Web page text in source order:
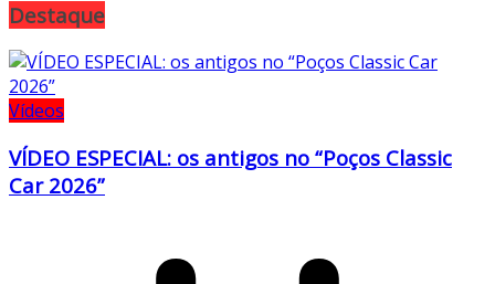
Destaque
Vídeos
VÍDEO ESPECIAL: os antigos no “Poços Classic
Car 2026”